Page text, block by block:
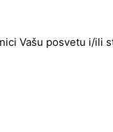
Vašu posvetu i/ili